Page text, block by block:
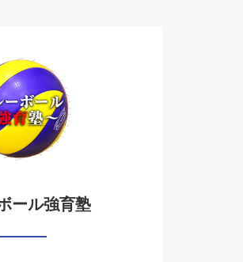
ール強育塾